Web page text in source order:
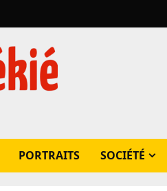
PORTRAITS SOCIÉTÉ